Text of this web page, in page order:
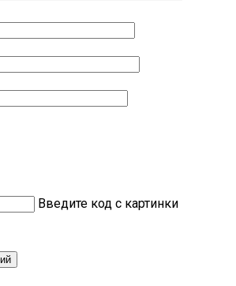
Введите код с картинки